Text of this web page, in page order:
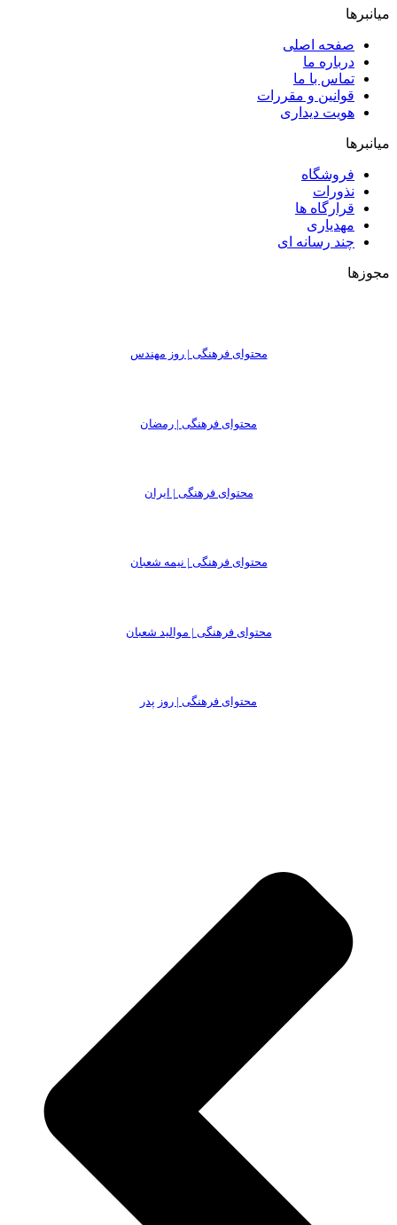
میانبرها
صفحه اصلی
درباره ما
تماس با ما
قوانین و مقررات
هویت دیداری
میانبرها
فروشگاه
نذورات
قرارگاه ها
مهدیاری
چند رسانه ای
مجوزها
محتوای فرهنگی | روز مهندس
محتوای فرهنگی | رمضان
محتوای فرهنگی | ایران
محتوای فرهنگی | نیمه شعبان
محتوای فرهنگی | موالید شعبان
محتوای فرهنگی | روز پدر